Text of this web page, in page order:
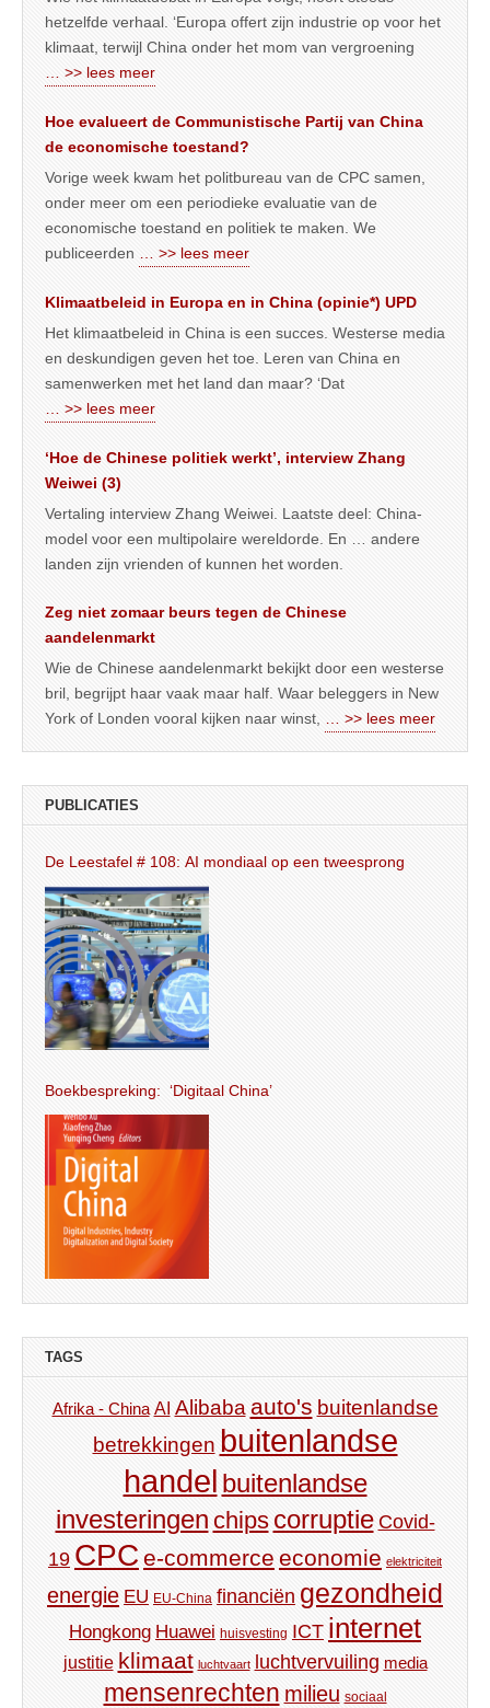
hetzelfde verhaal. ‘Europa offert zijn industrie op voor het
klimaat, terwijl China onder het mom van vergroening
… >> lees meer
Hoe evalueert de Communistische Partij van China
de economische toestand?
Vorige week kwam het politbureau van de CPC samen,
onder meer om een periodieke evaluatie van de
economische toestand en politiek te maken. We
publiceerden
… >> lees meer
Klimaatbeleid in Europa en in China (opinie*) UPD
Het klimaatbeleid in China is een succes. Westerse media
en deskundigen geven het toe. Leren van China en
samenwerken met het land dan maar? ‘Dat
… >> lees meer
‘Hoe de Chinese politiek werkt’, interview Zhang
Weiwei (3)
Vertaling interview Zhang Weiwei. Laatste deel: China-
model voor een multipolaire wereldorde. En … andere
landen zijn vrienden of kunnen het worden.
Zeg niet zomaar beurs tegen de Chinese
aandelenmarkt
Wie de Chinese aandelenmarkt bekijkt door een westerse
bril, begrijpt haar vaak maar half. Waar beleggers in New
York of Londen vooral kijken naar winst,
… >> lees meer
PUBLICATIES
De Leestafel # 108: AI mondiaal op een tweesprong
Boekbespreking: ‘Digitaal China’
TAGS
Afrika - China AI Alibaba auto's buitenlandse
betrekkingen buitenlandse
handel buitenlandse
investeringen chips corruptie Covid-
19 CPC e-commerce economie elektriciteit
energie EU EU-China financiën gezondheid
Hongkong Huawei huisvesting ICT internet
justitie klimaat luchtvaart luchtvervuiling media
mensenrechten milieu sociaal